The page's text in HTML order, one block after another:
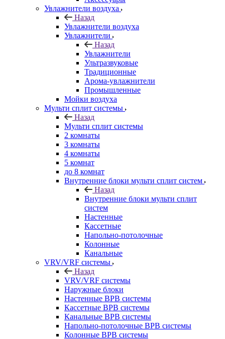
Увлажнители воздуха
Назад
Увлажнители воздуха
Увлажнители
Назад
Увлажнители
Ультразвуковые
Традиционные
Арома-увлажнители
Промышленные
Мойки воздуха
Мульти сплит системы
Назад
Мульти сплит системы
2 комнаты
3 комнаты
4 комнаты
5 комнат
до 8 комнат
Внутренние блоки мульти сплит систем
Назад
Внутренние блоки мульти сплит
систем
Настенные
Кассетные
Напольно-потолочные
Колонные
Канальные
VRV/VRF системы
Назад
VRV/VRF системы
Наружные блоки
Настенные ВРВ системы
Кассетные ВРВ системы
Канальные ВРВ системы
Напольно-потолочные ВРВ системы
Колонные ВРВ системы